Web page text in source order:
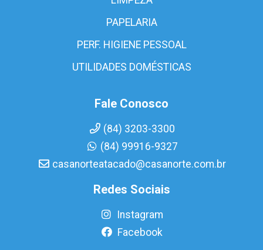
PAPELARIA
PERF. HIGIENE PESSOAL
UTILIDADES DOMÉSTICAS
Fale Conosco
(84) 3203-3300
(84) 99916-9327
casanorteatacado@casanorte.com.br
Redes Sociais
Instagram
Facebook